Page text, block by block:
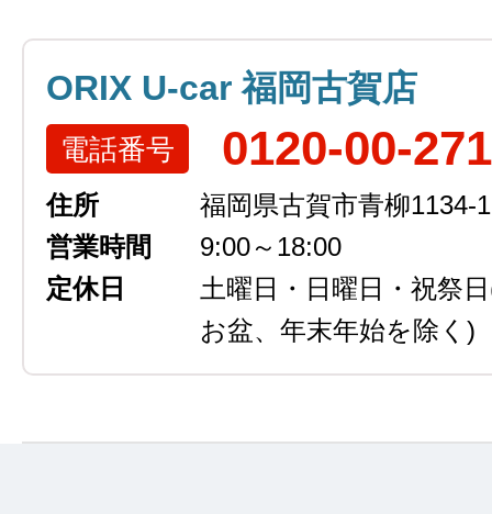
ORIX U-car 福岡古賀店
電話番号 0120-00-
住所
福岡県古賀市青柳1134-1
営業時間
9:00～18:00
定休日
土曜日・日曜日・祝祭日
お盆、年末年始を除く)